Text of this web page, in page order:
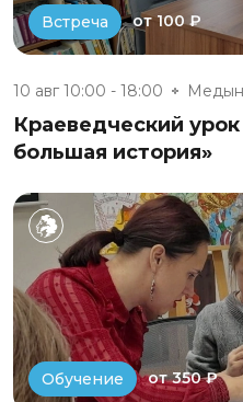
Встреча от 100 ₽
10 авг 10:00 - 18:00
Краеведческий
большая история»
Обучение от 350 ₽